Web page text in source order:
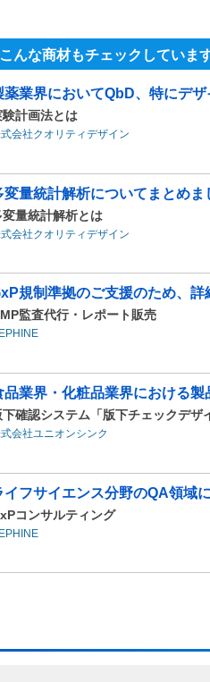
んな商材もチェックしていま
薬業界においてQbD、特にデ
験計画法とは
会社クオリティデザイン
変量統計解析についてまとめま
変量統計解析とは
会社クオリティデザイン
規制準拠のご支援のため、
監査代行・レポート販売
品業界・化粧品業界における
下確認システム「版下チェックデザ
会社ユニオンシンク
イフサイエンス分野のQA領域
コンサルティング